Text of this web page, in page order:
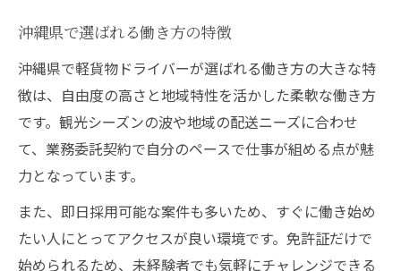
沖縄県で選ばれる働き方の特徴
沖縄県で軽貨物ドライバーが選ばれる働き方の大きな特
徴は、自由度の高さと地域特性を活かした柔軟な働き方
です。観光シーズンの波や地域の配送ニーズに合わせ
て、業務委託契約で自分のペースで仕事が組める点が魅
力となっています。
また、即日採用可能な案件も多いため、すぐに働き始め
たい人にとってアクセスが良い環境です。免許証だけで
始められるため、未経験者でも気軽にチャレンジできる